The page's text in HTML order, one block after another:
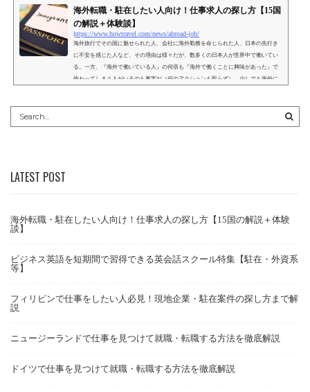
海外転職・駐在したい人向け！仕事求人の探し方【15国
の解説＋体験談】
https://www.howtravel.com/news/abroad-job/
海外旅行でその国に魅せられた人、会社に海外勤務を命じられた人、日本の先行き
に不安を感じた人など、その理由は様々だが、数多くの日本人が世界中で働いてい
る。一方、『海外で働いている人』の何倍も『海外で働くことに興味があった』で
終わってしまう人がいるのも事実だ（何のアクションも取らず）。少しでも海外に
LATEST POST
海外転職・駐在したい人向け！仕事求人の探し方【15国の解説＋体験
談】
ビジネス英語を短期間で習得できる英会話スクール特集【駐在・外資系
等】
フィリピンで仕事をしたい人必見！現地企業・駐在案件の探し方まで解
説
ニュージーランドで仕事を見つけて就職・転職する方法を徹底解説
ドイツで仕事を見つけて就職・転職する方法を徹底解説